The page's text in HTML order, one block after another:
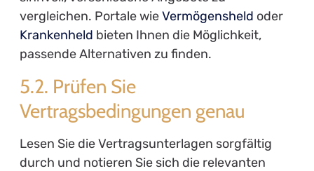
vergleichen. Portale wieVermögensheld oder
Krankenheld bieten Ihnen die Möglichkeit,
passende Alternativen zu finden.
5.2. Prüfen Sie
Vertragsbedingungen genau
Lesen Sie die Vertragsunterlagen sorgfältig
durch und notieren Sie sich die relevanten